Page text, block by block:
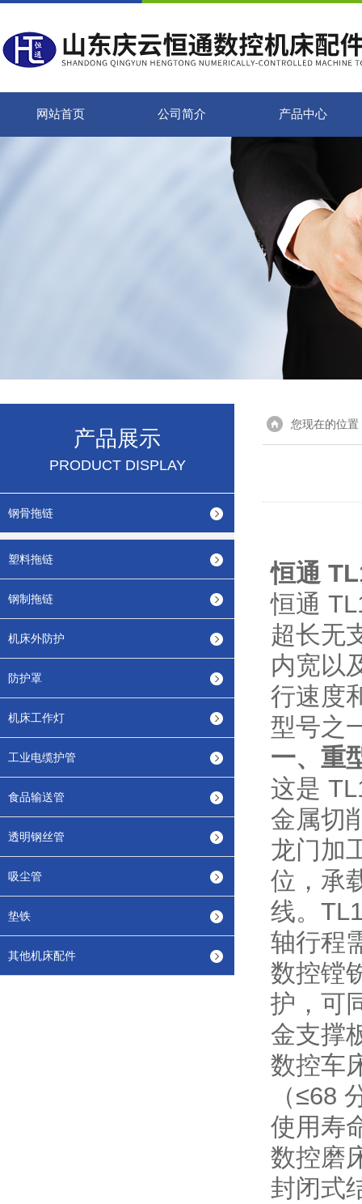
网站首页 公司简介 产品中心
产品展示
PRODUCT DISPLAY
钢骨拖链
塑料拖链
钢制拖链
机床外防护
防护罩
机床工作灯
工业电缆护管
食品输送管
透明钢丝管
吸尘管
垫铁
其他机床配件
您现在的位置
恒通
恒通
超长无
内宽以
行速度
型号之
一、重
这是
金属切
龙门加
位，承
线。
轴行程
数控镗
护，可
金支撑
数控车
（≤68
使用寿
数控磨
封闭式